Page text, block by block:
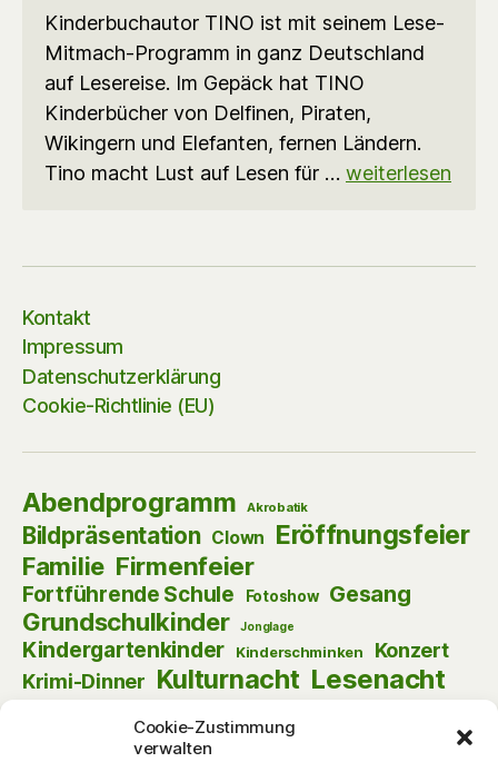
Cookie-Zustimmung
verwalten
Kinderbuchautor TINO ist mit seinem Lese-
Mitmach-Programm in ganz Deutschland
auf Lesereise. Im Gepäck hat TINO
Kinderbücher von Delfinen, Piraten,
Wikingern und Elefanten, fernen Ländern.
Tino macht Lust auf Lesen für … weiterlesen
Kontakt
Impressum
Datenschutzerklärung
Cookie-Richtlinie (EU)
Abendprogramm Akrobatik
Bildpräsentation Clown Eröffnungsfeier
Familie Firmenfeier
Fortführende Schule Fotoshow Gesang
Grundschulkinder Jonglage
Kindergartenkinder Kinderschminken Konzert
Krimi-Dinner Kulturnacht Lesenacht
Pantomime Puppentheater
Szenische Lesung